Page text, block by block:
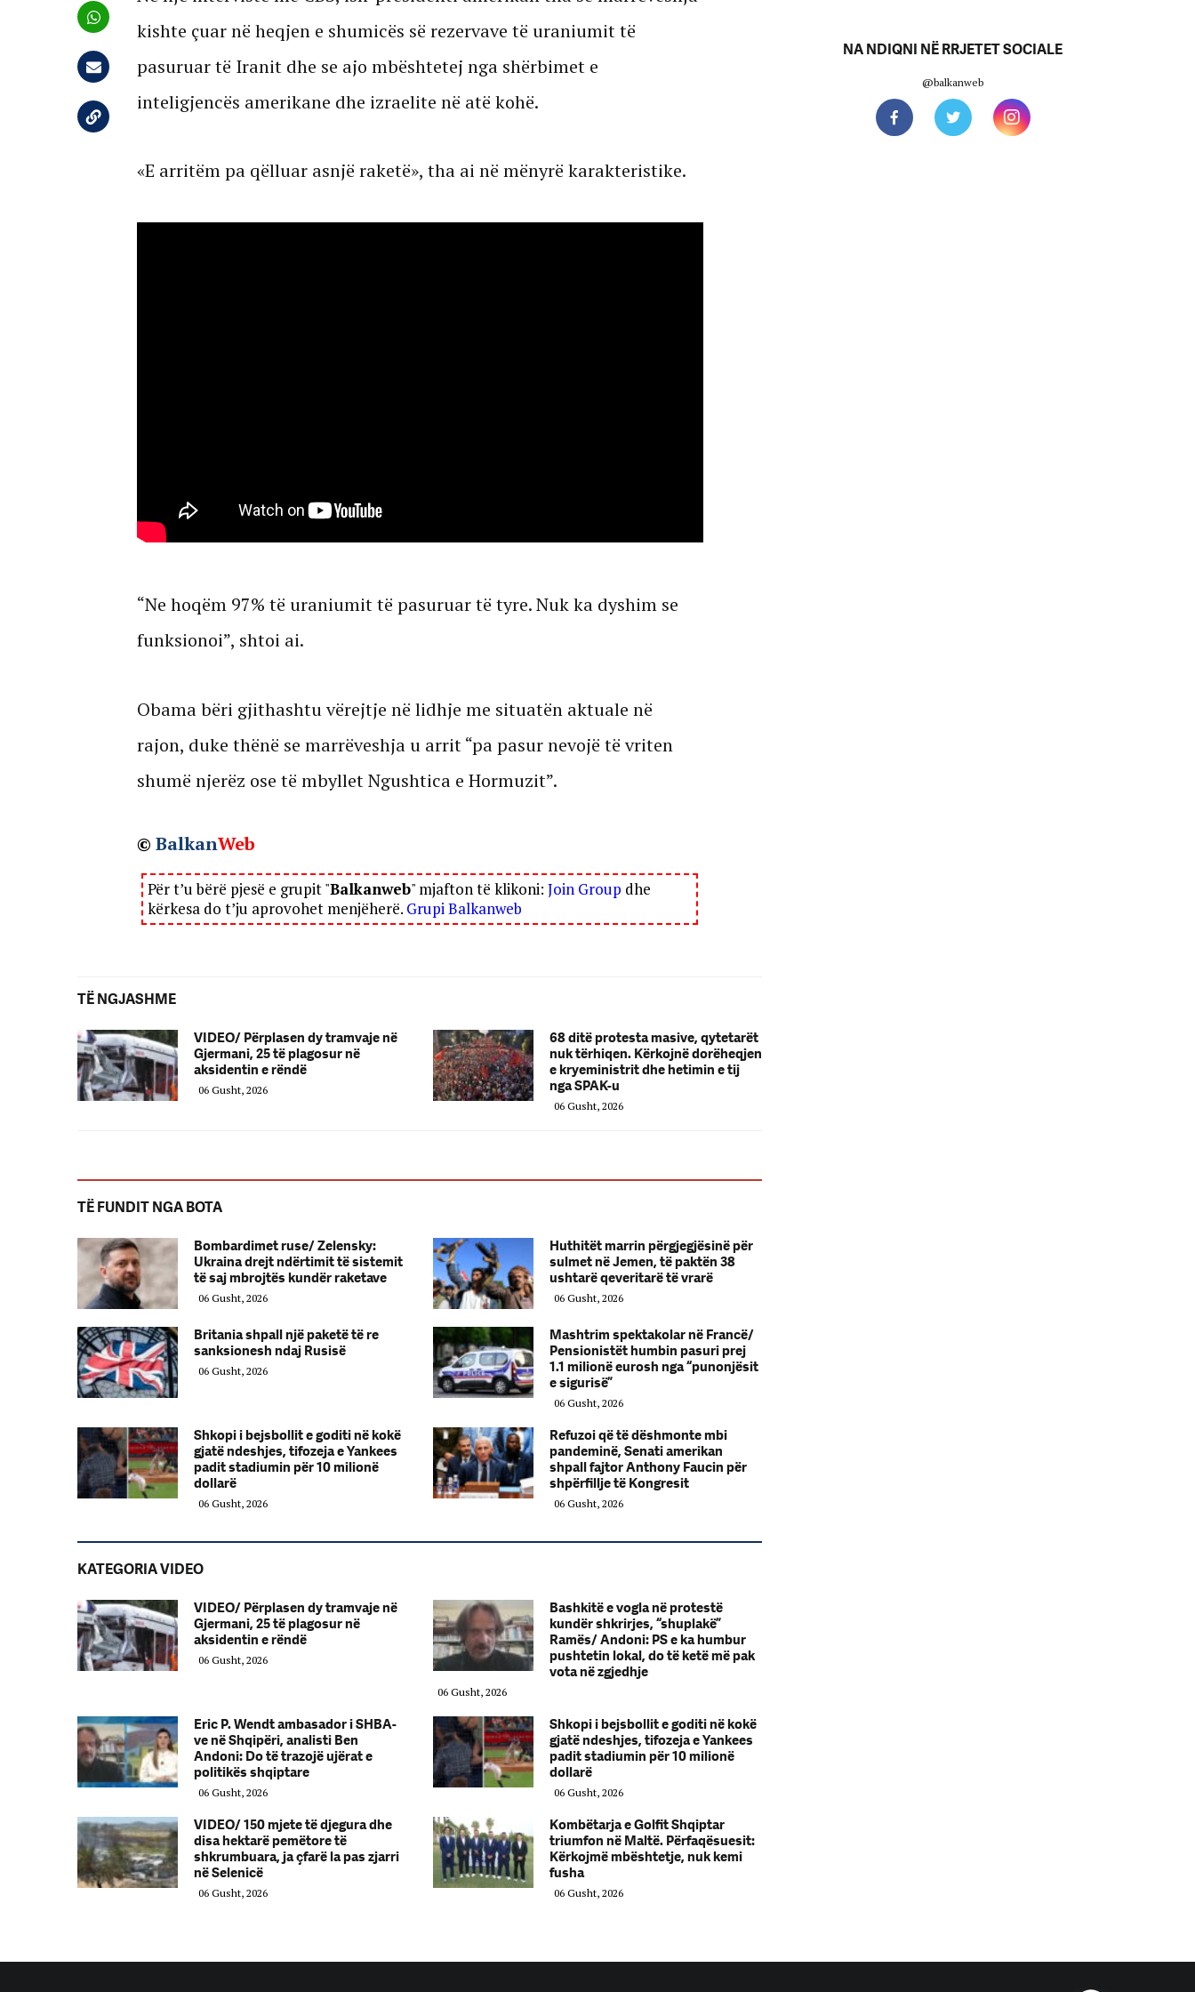
kishte çuar në heqjen e shumicës së rezervave të uraniumit të
pasuruar të Iranit dhe se ajo mbështetej nga shërbimet e
inteligjencës amerikane dhe izraelite në atë kohë.
«E arritëm pa qëlluar asnjë raketë», tha ai në mënyrë karakteristike.
“Ne hoqëm 97% të uraniumit të pasuruar të tyre. Nuk ka dyshim se
funksionoi”, shtoi ai.
Obama bëri gjithashtu vërejtje në lidhje me situatën aktuale në
rajon, duke thënë se marrëveshja u arrit “pa pasur nevojë të vriten
shumë njerëz ose të mbyllet Ngushtica e Hormuzit”.
© BalkanWeb
Për t’u bërë pjesë e grupit "Balkanweb" mjafton të klikoni: Join Group dhe
kërkesa do t’ju aprovohet menjëherë. Grupi Balkanweb
TË NGJASHME
VIDEO/ Përplasen dy tramvaje në
Gjermani, 25 të plagosur në
aksidentin e rëndë
06 Gusht, 2026
68 ditë protesta masive, qytetarët
nuk tërhiqen. Kërkojnë dorëheqjen
e kryeministrit dhe hetimin e tij
nga SPAK-u
06 Gusht, 2026
TË FUNDIT NGA BOTA
Bombardimet ruse/ Zelensky:
Ukraina drejt ndërtimit të sistemit
të saj mbrojtës kundër raketave
06 Gusht, 2026
Huthitët marrin përgjegjësinë për
sulmet në Jemen, të paktën 38
ushtarë qeveritarë të vrarë
06 Gusht, 2026
Britania shpall një paketë të re
sanksionesh ndaj Rusisë
06 Gusht, 2026
Mashtrim spektakolar në Francë/
Pensionistët humbin pasuri prej
1.1 milionë eurosh nga “punonjësit
e sigurisë”
06 Gusht, 2026
Shkopi i bejsbollit e goditi në kokë
gjatë ndeshjes, tifozeja e Yankees
padit stadiumin për 10 milionë
dollarë
06 Gusht, 2026
Refuzoi që të dëshmonte mbi
pandeminë, Senati amerikan
shpall fajtor Anthony Faucin për
shpërfillje të Kongresit
06 Gusht, 2026
KATEGORIA VIDEO
VIDEO/ Përplasen dy tramvaje në
Gjermani, 25 të plagosur në
aksidentin e rëndë
06 Gusht, 2026
Bashkitë e vogla në protestë
kundër shkrirjes, “shuplakë”
Ramës/ Andoni: PS e ka humbur
pushtetin lokal, do të ketë më pak
vota në zgjedhje
06 Gusht, 2026
Eric P. Wendt ambasador i SHBA-
ve në Shqipëri, analisti Ben
Andoni: Do të trazojë ujërat e
politikës shqiptare
06 Gusht, 2026
Shkopi i bejsbollit e goditi në kokë
gjatë ndeshjes, tifozeja e Yankees
padit stadiumin për 10 milionë
dollarë
06 Gusht, 2026
VIDEO/ 150 mjete të djegura dhe
disa hektarë pemëtore të
shkrumbuara, ja çfarë la pas zjarri
në Selenicë
06 Gusht, 2026
Kombëtarja e Golfit Shqiptar
triumfon në Maltë. Përfaqësuesit:
Kërkojmë mbështetje, nuk kemi
fusha
06 Gusht, 2026
NA NDIQNI NË RRJETET SOCIALE
@balkanweb